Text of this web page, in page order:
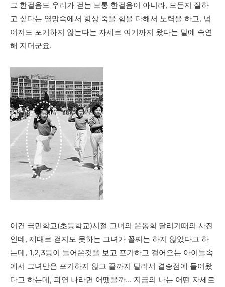
그 한걸음도 우리가 걷는 보통 한걸음이 아니라, 모든지 잘하
고 싶다는 열망속에서 항상 죽을 힘을 다해서 노력을 하고, 넘
어져도 포기하지 않는다는 자세로 여기까지 왔다는 말에 숙연
해 지더군요.
이건 국민학교(초등학교)시절 그녀의 운동회 달리기때의 사진
인데, 제대로 걷지도 못하는 그녀가 꼴찌는 하지 않았다고 하
는데, 1,2,3등이 들어온것을 보고 포기하고 걸어오는 아이들속
에서 그녀만은 포기하지 않고 끝까지 달려서 결승점에 들어왔
다고 하는데, 과연 나라면 어땠을까... 지금의 나는 어떤 자세로